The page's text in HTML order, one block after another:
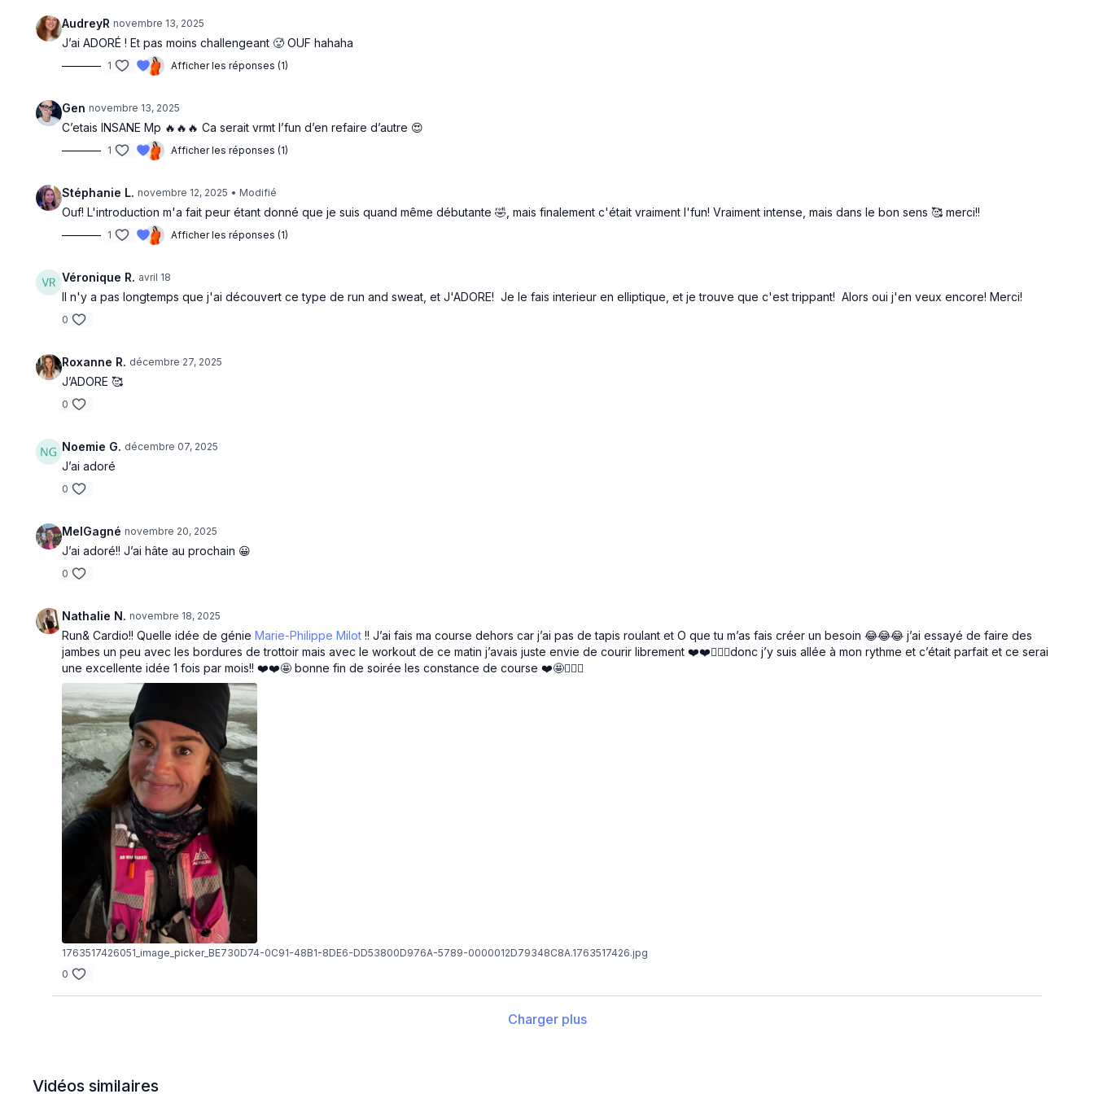
AudreyR novembre 13, 2025
J’ai ADORÉ ! Et pas moins challengeant 🥵 OUF hahaha
1 Afficher les réponses (1)
Gen novembre 13, 2025
C’etais INSANE Mp 🔥🔥🔥 Ca serait vrmt l’fun d’en refaire d’autre 😍
1 Afficher les réponses (1)
Stéphanie L. novembre 12, 2025 • Modifié
Ouf! L'introduction m'a fait peur étant donné que je suis quand même débutante 🤣, mais finalement c'était vraiment l'fun! Vraiment intense, mais dans le bon sens 🥰 merci!!
1 Afficher les réponses (1)
Véronique R. avril 18
Il n'y a pas longtemps que j'ai découvert ce type de run and sweat, et J'ADORE! Je le fais interieur en elliptique, et je trouve que c'est trippant! Alors oui j'en veux encore! Merci!
0
Roxanne R. décembre 27, 2025
J’ADORE 🥰
0
Noemie G. décembre 07, 2025
J’ai adoré
0
MelGagné novembre 20, 2025
J’ai adoré!! J’ai hâte au prochain 😀
0
Nathalie N. novembre 18, 2025
Run& Cardio!! Quelle idée de génieMarie-Philippe Milot !! J’ai fais ma course dehors car j’ai pas de tapis roulant et O que tu m’as fais créer un besoin 😂😂😂 j’ai essayé de faire des
jambes un peu avec les bordures de trottoir mais avec le workout de ce matin j’avais juste envie de courir librement ❤️❤️🏃🏽‍♀️donc j’y suis allée à mon rythme et c’était parfait et ce serai
une excellente idée 1 fois par mois!! ❤️❤️🤩 bonne fin de soirée les constance de course ❤️🤩🏃🏽‍♀️
1763517426051_image_picker_BE730D74-0C91-48B1-8DE6-DD53800D976A-5789-0000012D79348C8A.1763517426.jpg
0
Charger plus
Vidéos similaires